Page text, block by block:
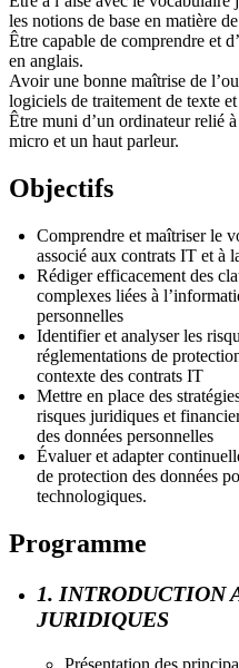
les notions de base en matière
Être capable de comprendre et
en anglais.
Avoir une bonne maîtrise de
logiciels de traitement de texte
Être muni d’un ordinateur relié
micro et un haut parleur.
Objectifs
Comprendre et maîtriser le
associé aux contrats IT et à
Rédiger efficacement des
complexes liées à
personnelles
Identifier et analyser les
réglementations de
contexte des contrats IT
Mettre en place des
risques juridiques et
des données personnelles
Évaluer et adapter
de protection des données
technologiques.
Programme
1. INTRODUCTION
JURIDIQUES
Présentation des